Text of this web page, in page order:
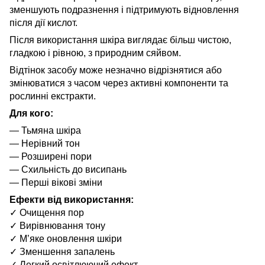
зменшують подразнення і підтримують відновлення
після дії кислот.
Після використання шкіра виглядає більш чистою,
гладкою і рівною, з природним сяйвом.
Відтінок засобу може незначно відрізнятися або
змінюватися з часом через активні компоненти та
рослинні екстракти.
Для кого:
— Тьмяна шкіра
— Нерівний тон
— Розширені пори
— Схильність до висипань
— Перші вікові зміни
Ефекти від використання:
✓ Очищення пор
✓ Вирівнювання тону
✓ М’яке оновлення шкіри
✓ Зменшення запалень